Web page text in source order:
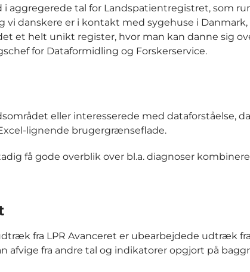
aggregerede tal for Landspatientregistret, som
danskere er i kontakt med sygehuse i
et helt unikt register, hvor man kan danne sig
for Dataformidling og Forskerservice.
eller interesserede med dataforståelse, da
lignende brugergrænseflade.
få gode overblik over bl.a. diagnoser
fra LPR Avanceret er ubearbejdede udtræk fra
afvige fra andre tal og indikatorer opgjort på